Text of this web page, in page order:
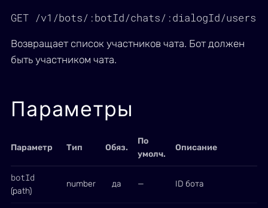
GET /v1/bots/:botId/chats/:dialogId/users
Возвращает список участников чата. Бот должен
быть участником чата.
Параметры
Параметр Тип Обяз.
По
умолч.
Описание
botId
(path)
number да — ID бота